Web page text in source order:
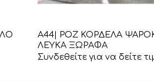
Α44| ΡΟΖ ΚΟΡΔΕΛΑ
ΛΕΥΚΑ ΞΩΡΑΦΑ
Συνδεθείτε για να δείτε